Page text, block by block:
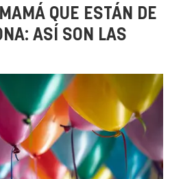
QUE ESTÁN DE
ASÍ SON LAS